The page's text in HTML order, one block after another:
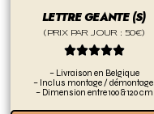
LETTRE GEANTE (S)
(PRIX PAR JOUR : 50€)

– Livraison en Belgique
– Inclus montage / démontage
– Dimension entre 100 & 120 cm